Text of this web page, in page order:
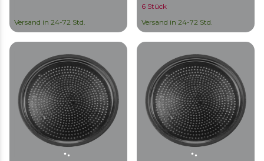
Funktionalität und sein
Design machen ihn zu
einem unverzichtbaren
Zubehör, um das
Kaffeeerlebnis zu
verbessern. Maße:
12,2x10x12,7cm.
Fassungsvermögen für
Kaffeesatz: 0.55L.
Versand in 24-72 Std.
Zubehör ausstatten, das
für beste Leistung und
Haltbarkeit optimiert ist.
6 Stück
Versand in 24-72 Std.